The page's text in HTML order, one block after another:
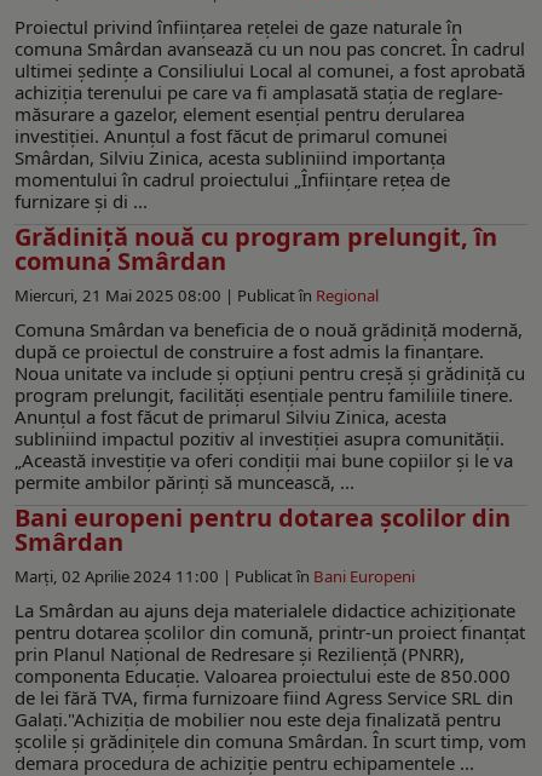
Proiectul privind înființarea rețelei de gaze naturale în
comuna Smârdan avansează cu un nou pas concret. În cadrul
ultimei ședințe a Consiliului Local al comunei, a fost aprobată
achiziția terenului pe care va fi amplasată stația de reglare-
măsurare a gazelor, element esențial pentru derularea
investiției. Anunțul a fost făcut de primarul comunei
Smârdan, Silviu Zinica, acesta subliniind importanța
momentului în cadrul proiectului „Înființare rețea de
furnizare și di ...
Grădiniță nouă cu program prelungit, în
comuna Smârdan
Miercuri, 21 Mai 2025 08:00 | Publicat în Regional
Comuna Smârdan va beneficia de o nouă grădiniță modernă,
după ce proiectul de construire a fost admis la finanțare.
Noua unitate va include și opțiuni pentru creșă și grădiniță cu
program prelungit, facilități esențiale pentru familiile tinere.
Anunțul a fost făcut de primarul Silviu Zinica, acesta
subliniind impactul pozitiv al investiției asupra comunității.
„Această investiție va oferi condiții mai bune copiilor și le va
permite ambilor părinți să muncească, ...
Bani europeni pentru dotarea școlilor din
Smârdan
Marți, 02 Aprilie 2024 11:00 | Publicat în Bani Europeni
La Smârdan au ajuns deja materialele didactice achiziționate
pentru dotarea școlilor din comună, printr-un proiect finanțat
prin Planul Național de Redresare și Reziliență (PNRR),
componenta Educație. Valoarea proiectului este de 850.000
de lei fără TVA, firma furnizoare fiind Agress Service SRL din
Galați."Achiziția de mobilier nou este deja finalizată pentru
școlile și grădinițele din comuna Smârdan. În scurt timp, vom
demara procedura de achiziție pentru echipamentele ...